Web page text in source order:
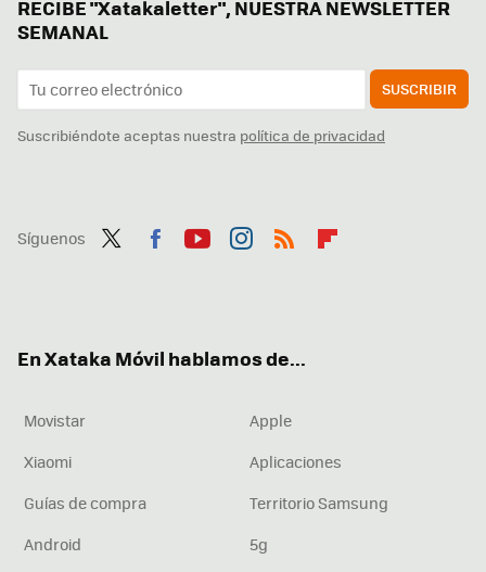
RECIBE "Xatakaletter", NUESTRA NEWSLETTER
SEMANAL
SUSCRIBIR
Suscribiéndote aceptas nuestra política de privacidad
Síguenos
En Xataka Móvil hablamos de...
Movistar
Apple
Xiaomi
Aplicaciones
Guías de compra
Territorio Samsung
Android
5g